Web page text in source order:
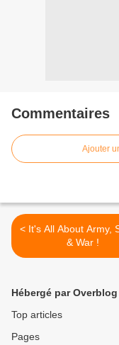
Commentaires
Ajouter
< It's All About Army, Soldier
& War !
Hébergé par Overblog
Top articles
Pages